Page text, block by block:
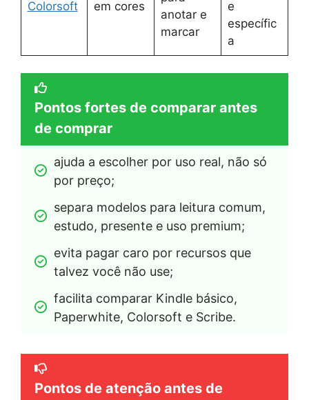
Colorsoft
em cores
anotar e
marcar
e
específic
a
Pontos fortes de comparar antes
de comprar
ajuda a escolher por uso real, não só
por preço;
separa modelos para leitura comum,
estudo, presente e uso premium;
evita pagar caro por recursos que
talvez você não use;
facilita comparar Kindle básico,
Paperwhite, Colorsoft e Scribe.
Pontos de atenção antes de